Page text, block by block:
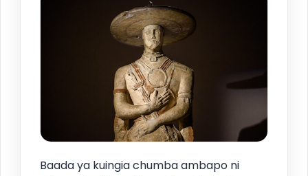
Baada ya kuingia chumba ambapo ni